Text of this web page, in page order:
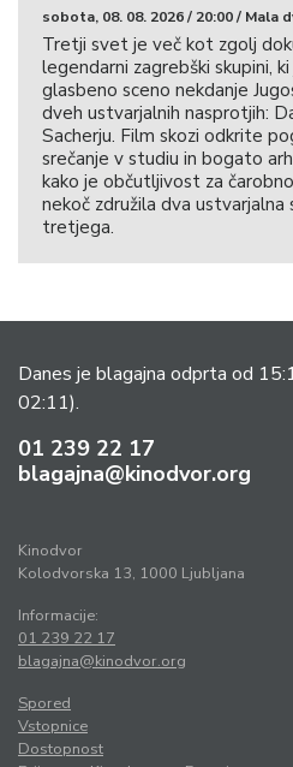
sobota, 08. 08. 2026 / 20:00 / Mala
Tretji svet je več kot zgolj
legendarni zagrebški skupini,
glasbeno sceno nekdanje
dveh ustvarjalnih nasprotjih:
Sacherju. Film skozi odkrite
srečanje v studiu in bogato
kako je občutljivost za
nekoč združila dva
tretjega.
Danes je blagajna odprta od
02:11).
01 239 22 17
blagajna@kinodvor.org
Kinodvor
Kolodvorska 13, 1000 Ljubljana
Informacije:
01 239 22 17
blagajna@kinodvor.org
Spored
Vstopnice
Dostopnost